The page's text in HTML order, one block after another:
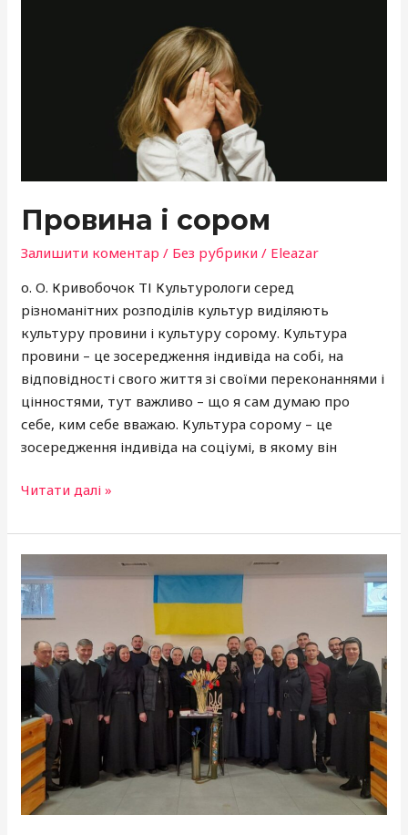
Провина і сором
Залишити коментар / Без рубрики / Eleazar
о. О. Кривобочок ТІ Культурологи серед
різноманітних розподілів культур виділяють
культуру провини і культуру сорому. Культура
провини – це зосередження індивіда на собі, на
відповідності свого життя зі своїми переконаннями і
цінностями, тут важливо – що я сам думаю про
себе, ким себе вважаю. Культура сорому – це
зосередження індивіда на соціумі, в якому він
Читати далі »
Школі
духовного
«Єлеазар»
відбувся
черговий
навчальний
модуль